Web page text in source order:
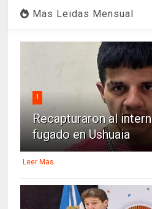
Mas Leidas Mensual
1
Recapturaron al
fugado en Ushuaia
Leer Mas